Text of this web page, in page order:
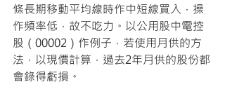
條長期移動平均線時作中短線買入，操
作頻率低，故不吃力。以公用股中電控
股（00002）作例子，若使用月供的方
法，以現價計算，過去2年月供的股份都
會錄得虧損。